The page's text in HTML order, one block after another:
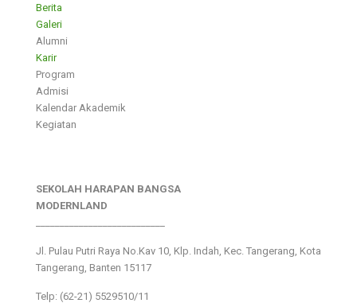
Berita
Galeri
Alumni
Karir
Program
Admisi
Kalendar Akademik
Kegiatan
SEKOLAH HARAPAN BANGSA
MODERNLAND
Jl. Pulau Putri Raya No.Kav 10, Klp. Indah, Kec. Tangerang, Kota
Tangerang, Banten 15117
Telp: (62-21) 5529510/11